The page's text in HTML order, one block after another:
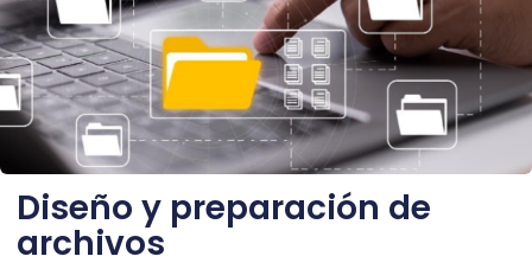
Diseño y preparación de
archivos